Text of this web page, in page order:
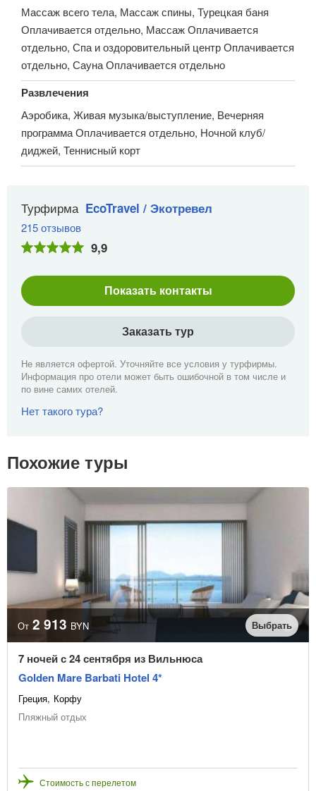
Массаж всего тела, Массаж спины, Турецкая баня
Оплачивается отдельно, Массаж Оплачивается
отдельно, Спа и оздоровительный центр Оплачивается
отдельно, Сауна Оплачивается отдельно
Развлечения
Аэробика, Живая музыка/выступление, Вечерняя
программа Оплачивается отдельно, Ночной клуб/
диджей, Теннисный корт
Турфирма EcoTravel / Экотревел
215 отзывов
9,9
Показать контакты
Заказать тур
Не является офертой. Уточняйте все условия у турфирмы.
Информация про отели может быть ошибочной в том числе и
по вине самих отелей.
Нет такого тура?
Похожие туры
От 2 913 BYN Выбрать
7 ночей с 24 сентября из Вильнюса
Golden Mare Barbati Hotel 4*
Греция Корфу
Пляжный отдых
Стоимость с перелетом